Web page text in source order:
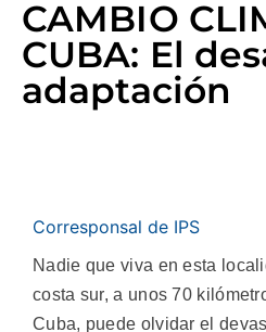
CAMBIO
CUBA: El
adaptación
Corresponsal de IPS
Nadie que viva en esta
costa sur, a unos 70
Cuba, puede olvidar el